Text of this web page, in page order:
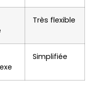
Très flexible
Simplifiée